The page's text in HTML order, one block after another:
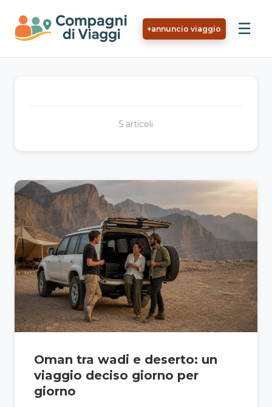
+annuncio viaggio ☰
5 articoli
Oman tra wadi e deserto: un
viaggio deciso giorno per
giorno